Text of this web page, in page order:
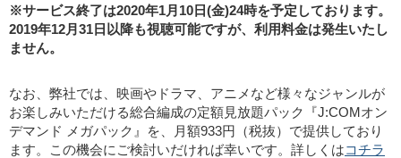
※サービス終了は2020年1月10日(金)24時を予定しております。
2019年12月31日以降も視聴可能ですが、利用料金は発生いたし
ません。
なお、弊社では、映画やドラマ、アニメなど様々なジャンルが
お楽しみいただける総合編成の定額見放題パック『J:COMオン
デマンド メガパック』を、月額933円（税抜）で提供しており
ます。この機会にご検討いだければ幸いです。詳しくはコチラ